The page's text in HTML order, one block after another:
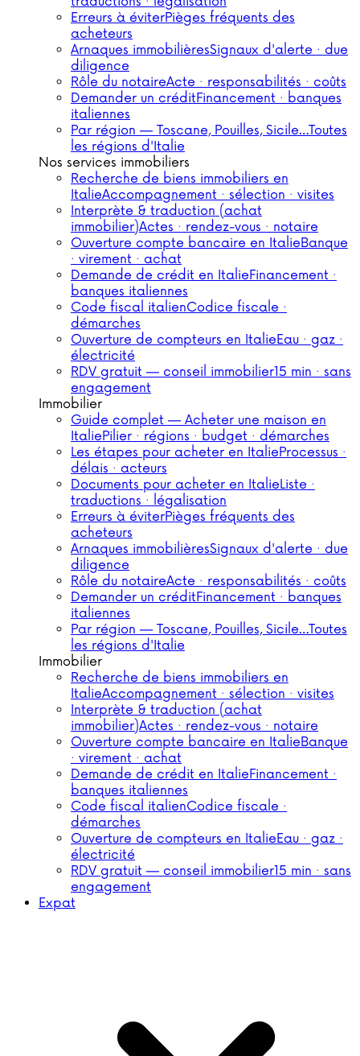
Erreurs à éviterPièges fréquents des
acheteurs
Arnaques immobilièresSignaux d'alerte · due
diligence
Rôle du notaireActe · responsabilités · coûts
Demander un créditFinancement · banques
italiennes
Par région — Toscane, Pouilles, Sicile…Toutes
les régions d'Italie
Nos services immobiliers
Recherche de biens immobiliers en
ItalieAccompagnement · sélection · visites
Interprète & traduction (achat
immobilier)Actes · rendez-vous · notaire
Ouverture compte bancaire en ItalieBanque
· virement · achat
Demande de crédit en ItalieFinancement ·
banques italiennes
Code fiscal italienCodice fiscale ·
démarches
Ouverture de compteurs en ItalieEau · gaz ·
électricité
RDV gratuit — conseil immobilier15 min · sans
engagement
Immobilier
Guide complet — Acheter une maison en
ItaliePilier · régions · budget · démarches
Les étapes pour acheter en ItalieProcessus ·
délais · acteurs
Documents pour acheter en ItalieListe ·
traductions · légalisation
Erreurs à éviterPièges fréquents des
acheteurs
Arnaques immobilièresSignaux d'alerte · due
diligence
Rôle du notaireActe · responsabilités · coûts
Demander un créditFinancement · banques
italiennes
Par région — Toscane, Pouilles, Sicile…Toutes
les régions d'Italie
Immobilier
Recherche de biens immobiliers en
ItalieAccompagnement · sélection · visites
Interprète & traduction (achat
immobilier)Actes · rendez-vous · notaire
Ouverture compte bancaire en ItalieBanque
· virement · achat
Demande de crédit en ItalieFinancement ·
banques italiennes
Code fiscal italienCodice fiscale ·
démarches
Ouverture de compteurs en ItalieEau · gaz ·
électricité
RDV gratuit — conseil immobilier15 min · sans
engagement
Expat